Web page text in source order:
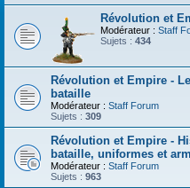
Révolution et
Modérateur : Staff
Sujets : 434
Révolution et Empire -
bataille
Modérateur : Staff Forum
Sujets : 309
Révolution et Empire -
bataille, uniformes et
Modérateur : Staff Forum
Sujets : 963